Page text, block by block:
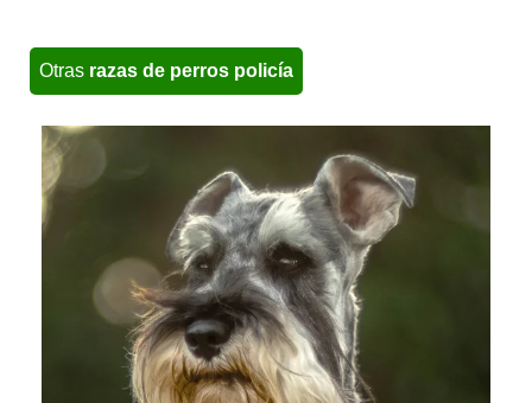
Otras razas de perros policía